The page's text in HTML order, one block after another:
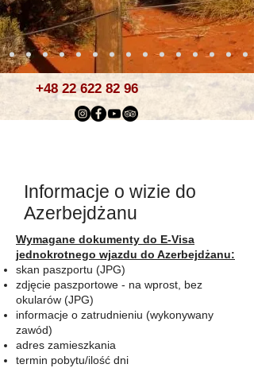
+48 22 622 82 96
Informacje o wizie do
Azerbejdżanu
​​Wymagane dokumenty do E-Visa
jednokrotnego wjazdu do Azerbejdżanu:
skan paszportu (JPG)
zdjęcie paszportowe - na wprost, bez
okularów (JPG)
informacje o zatrudnieniu (wykonywany
zawód)
adres zamieszkania
termin pobytu/ilość dni